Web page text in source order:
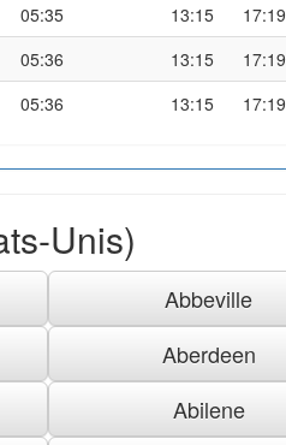
05:35 13:15 17:19
05:36 13:15 17:19
05:36 13:15 17:19
Unis)
Abbeville
Aberdeen
Abilene